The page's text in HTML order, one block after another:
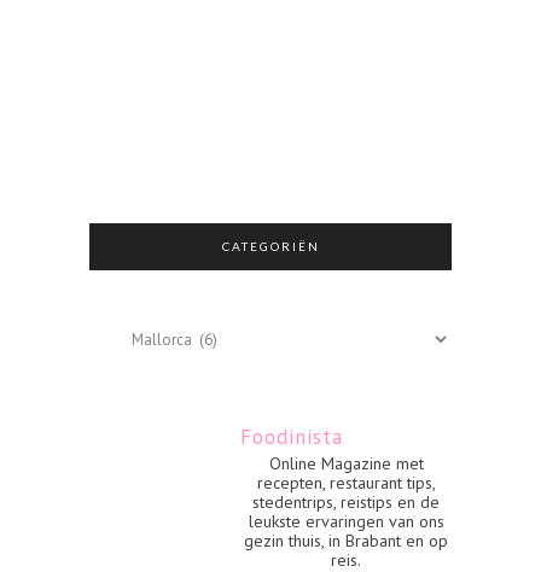
CATEGORIËN
Categoriën
Foodinista
Online Magazine met
recepten, restaurant tips,
stedentrips, reistips en de
leukste ervaringen van ons
gezin thuis, in Brabant en op
reis.